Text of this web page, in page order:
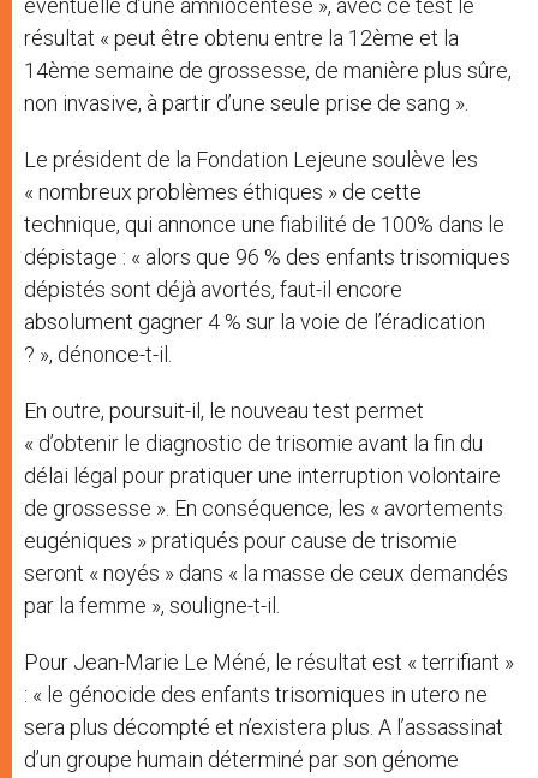
éventuelle d’une amniocentèse », avec ce test le
résultat « peut être obtenu entre la 12ème et la
14ème semaine de grossesse, de manière plus sûre,
non invasive, à partir d’une seule prise de sang ».
Le président de la Fondation Lejeune soulève les
« nombreux problèmes éthiques » de cette
technique, qui annonce une fiabilité de 100% dans le
dépistage : « alors que 96 % des enfants trisomiques
dépistés sont déjà avortés, faut-il encore
absolument gagner 4 % sur la voie de l’éradication
? », dénonce-t-il.
En outre, poursuit-il, le nouveau test permet
« d’obtenir le diagnostic de trisomie avant la fin du
délai légal pour pratiquer une interruption volontaire
de grossesse ». En conséquence, les « avortements
eugéniques » pratiqués pour cause de trisomie
seront « noyés » dans « la masse de ceux demandés
par la femme », souligne-t-il.
Pour Jean-Marie Le Méné, le résultat est « terrifiant »
: « le génocide des enfants trisomiques in utero ne
sera plus décompté et n’existera plus. A l’assassinat
d’un groupe humain déterminé par son génome